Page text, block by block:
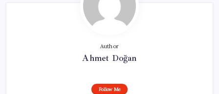
Author
Ahmet Doğan
Follow Me